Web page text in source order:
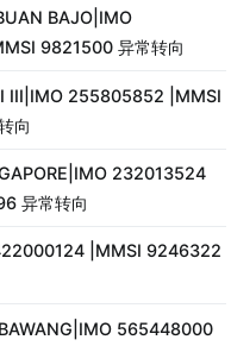
BAJO|IMO
9821500 异常转向
III|IMO 255805852 |MMSI
向
232013524
异常转向
|MMSI 9246322
565448000